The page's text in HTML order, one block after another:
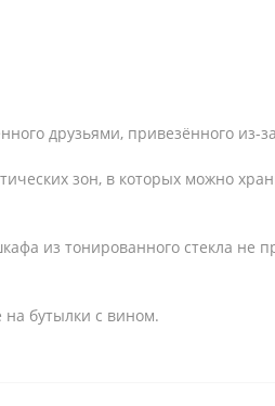
друзьями, привезённого из-
зон, в которых можно
из тонированного стекла не
на бутылки с вином.